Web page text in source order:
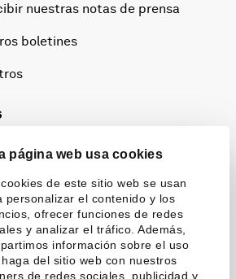
página web usa cookies
de este sitio web se usan
personalizar el contenido y los
ofrecer funciones de redes
y analizar el tráfico. Además,
información sobre el uso
del sitio web con nuestros
de redes sociales, publicidad y
nuestras notas de prensa
boletines
Foro
idiomas